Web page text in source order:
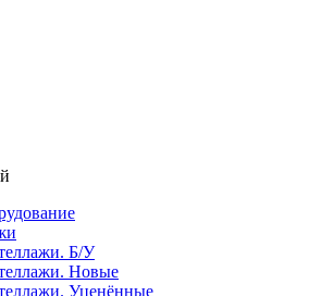
Б/У
Новые
Уценённые